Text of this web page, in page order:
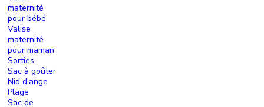
maternité
pour bébé
Valise
maternité
pour maman
Sorties
Sac à goûter
Nid d’ange
Plage
Sac de